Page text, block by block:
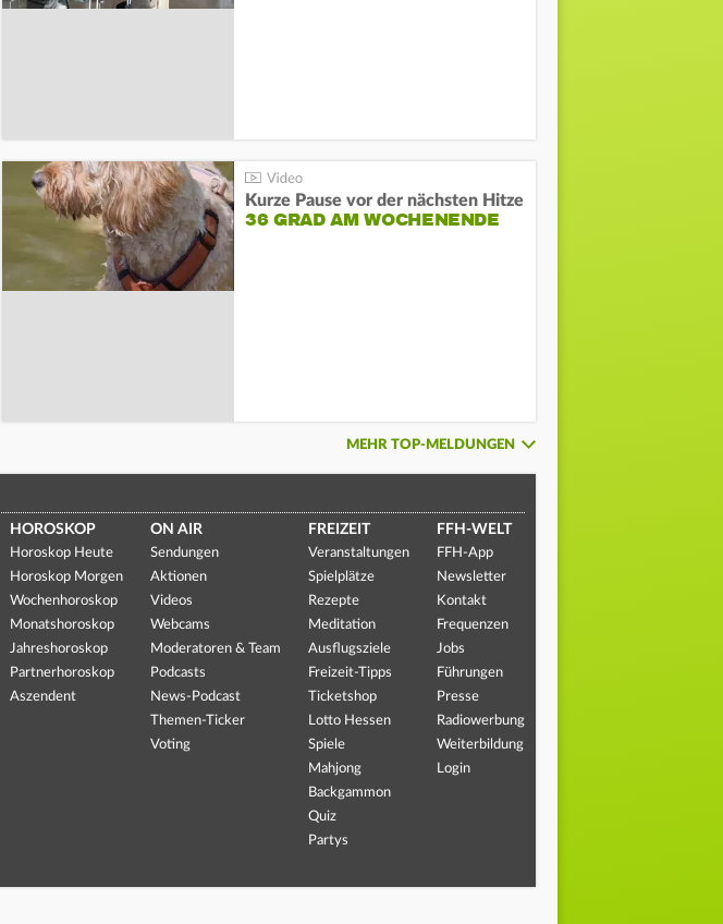
Kurze Pause vor der nächsten Hitze
36 GRAD AM WOCHENENDE
MEHR TOP-MELDUNGEN
HOROSKOP
Horoskop Heute
Horoskop Morgen
Wochenhoroskop
Monatshoroskop
Jahreshoroskop
Partnerhoroskop
Aszendent
ON AIR
Sendungen
Aktionen
Videos
Webcams
Moderatoren & Team
Podcasts
News-Podcast
Themen-Ticker
Voting
FREIZEIT
Veranstaltungen
Spielplätze
Rezepte
Meditation
Ausflugsziele
Freizeit-Tipps
Ticketshop
Lotto Hessen
Spiele
Mahjong
Backgammon
Quiz
Partys
FFH-WELT
FFH-App
Newsletter
Kontakt
Frequenzen
Jobs
Führungen
Presse
Radiowerbung
Weiterbildung
Login